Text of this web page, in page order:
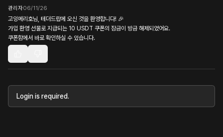
관리자06/11/26
고잉메리호님, 테더드랍에 오신 것을 환영합니다! 🎉
가입 환영 선물로 지급되는 10 USDT 쿠폰의 잠금이 방금 해제되었어요.
쿠폰함에서 바로 확인하실 수 있습니다.
Login is required.